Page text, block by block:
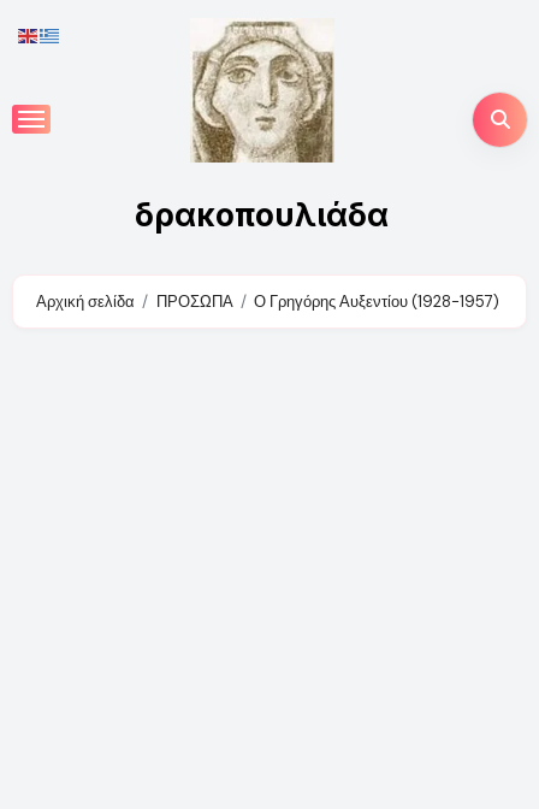
to
δρακοπουλιάδα
Αρχική σελίδα ΠΡΟΣΩΠΑ Ο Γρηγόρης Αυξεντίου (1928-1957)